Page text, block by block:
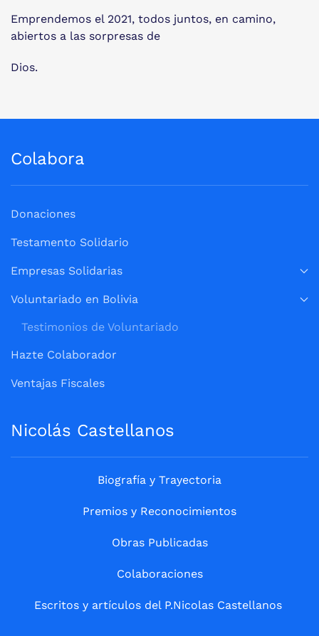
Emprendemos el 2021, todos juntos, en camino,
abiertos a las sorpresas de
Dios.
Colabora
Donaciones
Testamento Solidario
Empresas Solidarias
Voluntariado en Bolivia
Testimonios de Voluntariado
Hazte Colaborador
Ventajas Fiscales
Nicolás Castellanos
Biografía y Trayectoria
Premios y Reconocimientos
Obras Publicadas
Colaboraciones
Escritos y artículos del P.Nicolas Castellanos